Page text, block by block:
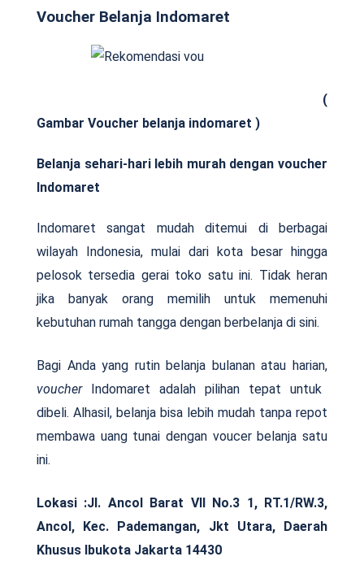
Voucher Belanja Indomaret
(
Gambar Voucher belanja indomaret )
Belanja sehari-hari lebih murah dengan voucher
Indomaret
Indomaret sangat mudah ditemui di berbagai
wilayah Indonesia, mulai dari kota besar hingga
pelosok tersedia gerai toko satu ini. Tidak heran
jika banyak orang memilih untuk memenuhi
kebutuhan rumah tangga dengan berbelanja di sini.
Bagi Anda yang rutin belanja bulanan atau harian,
voucher
Indomaret adalah pilihan tepat untuk
dibeli. Alhasil, belanja bisa lebih mudah tanpa repot
membawa uang tunai dengan voucer belanja satu
ini.
Lokasi :Jl. Ancol Barat VII No.3 1, RT.1/RW.3,
Ancol, Kec. Pademangan, Jkt Utara, Daerah
Khusus Ibukota Jakarta 14430